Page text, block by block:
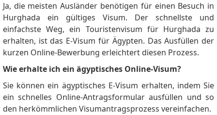
Ja, die meisten Ausländer benötigen für einen Besuch in
Hurghada ein gültiges Visum. Der schnellste und
einfachste Weg, ein Touristenvisum für Hurghada zu
erhalten, ist das E-Visum für Ägypten. Das Ausfüllen der
kurzen Online-Bewerbung erleichtert diesen Prozess.
Wie erhalte ich ein ägyptisches Online-Visum?
Sie können ein ägyptisches E-Visum erhalten, indem Sie
ein schnelles Online-Antragsformular ausfüllen und so
den herkömmlichen Visumantragsprozess vereinfachen.